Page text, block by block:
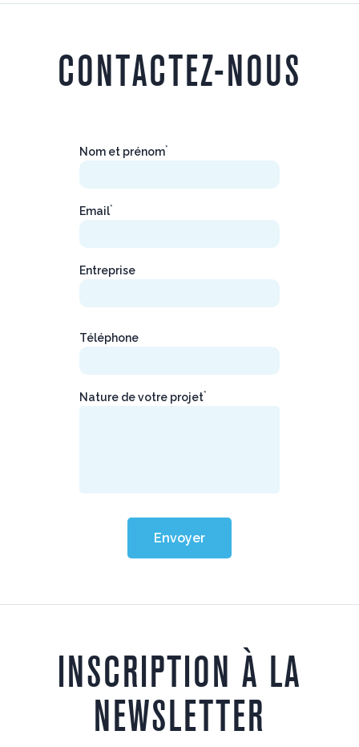
CONTACTEZ-NOUS
Nom et prénom*
Email*
Entreprise
Téléphone
Nature de votre projet*
Envoyer
INSCRIPTION À LA
NEWSLETTER